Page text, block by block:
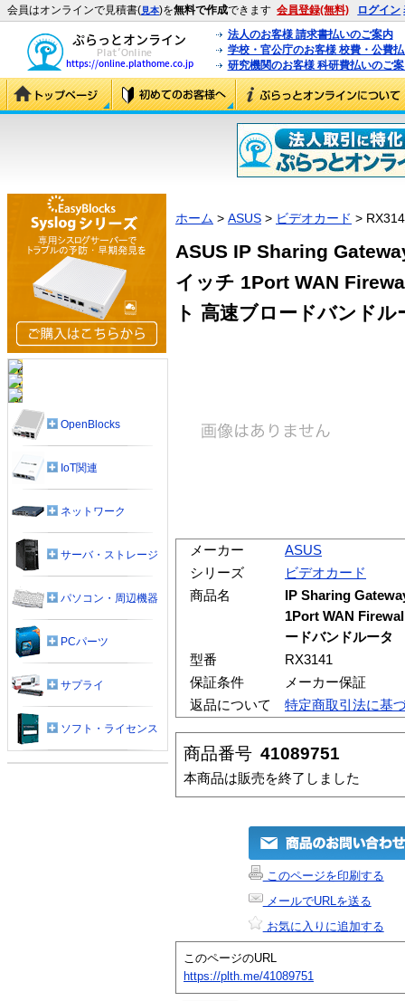
会員はオンラインで見積書(見本)を無料で作成できます 会員登録(無料) ログイン
法人のお客様 請求書払いのご案内
学校・官公庁のお客様 校費・公費
研究機関のお客様 科研費払いのご
ホーム > ASUS > ビデオカード >
ASUS IP Sharing
イッチ 1Port WAN
ト 高速ブロードバンド
メーカー
ASUS
シリーズ
ビデオカード
商品名
IP Sharing
1Port WAN
ードバンドルータ
型番
RX3141
保証条件
メーカー保証
返品について
特定商取引法に基
商品番号 41089751
本商品は販売を終了しました
このページを印刷する
メールでURLを送る
お気に入りに追加する
このページのURL
https://plth.me/41089751
OpenBlocks
IoT関連
ネットワーク
サーバ・ストレージ
パソコン・周辺機器
PCパーツ
サプライ
ソフト・ライセンス